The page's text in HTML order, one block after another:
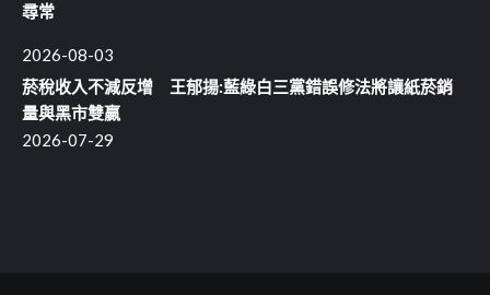
尋常
2026-08-03
菸稅收入不減反增 王郁揚:藍綠白三黨錯誤修法將讓紙菸銷
量與黑市雙贏
2026-07-29